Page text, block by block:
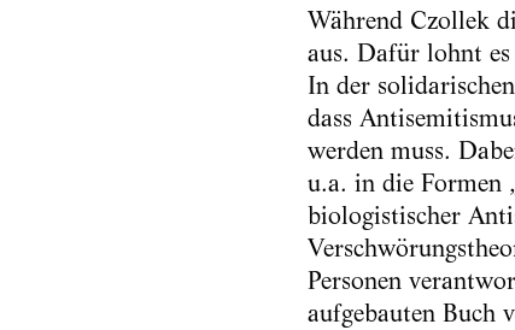
Während Czollek
aus. Dafür lohnt
In der
dass
werden muss.
u.a. in die Formen
biologistischer
Personen
aufgebauten Buch